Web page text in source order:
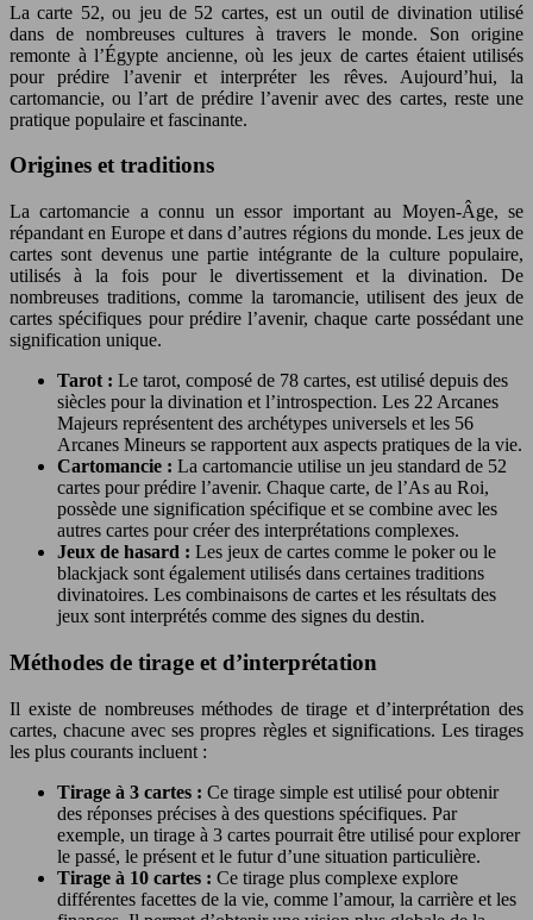
La carte 52, ou jeu de 52 cartes, est un outil de divination utilisé
dans de nombreuses cultures à travers le monde. Son origine
remonte à l’Égypte ancienne, où les jeux de cartes étaient utilisés
pour prédire l’avenir et interpréter les rêves. Aujourd’hui, la
cartomancie, ou l’art de prédire l’avenir avec des cartes, reste une
pratique populaire et fascinante.
Origines et traditions
La cartomancie a connu un essor important au Moyen-Âge, se
répandant en Europe et dans d’autres régions du monde. Les jeux de
cartes sont devenus une partie intégrante de la culture populaire,
utilisés à la fois pour le divertissement et la divination. De
nombreuses traditions, comme la taromancie, utilisent des jeux de
cartes spécifiques pour prédire l’avenir, chaque carte possédant une
signification unique.
Tarot : Le tarot, composé de 78 cartes, est utilisé depuis des
siècles pour la divination et l’introspection. Les 22 Arcanes
Majeurs représentent des archétypes universels et les 56
Arcanes Mineurs se rapportent aux aspects pratiques de la vie.
Cartomancie : La cartomancie utilise un jeu standard de 52
cartes pour prédire l’avenir. Chaque carte, de l’As au Roi,
possède une signification spécifique et se combine avec les
autres cartes pour créer des interprétations complexes.
Jeux de hasard : Les jeux de cartes comme le poker ou le
blackjack sont également utilisés dans certaines traditions
divinatoires. Les combinaisons de cartes et les résultats des
jeux sont interprétés comme des signes du destin.
Méthodes de tirage et d’interprétation
Il existe de nombreuses méthodes de tirage et d’interprétation des
cartes, chacune avec ses propres règles et significations. Les tirages
les plus courants incluent :
Tirage à 3 cartes : Ce tirage simple est utilisé pour obtenir
des réponses précises à des questions spécifiques. Par
exemple, un tirage à 3 cartes pourrait être utilisé pour explorer
le passé, le présent et le futur d’une situation particulière.
Tirage à 10 cartes : Ce tirage plus complexe explore
différentes facettes de la vie, comme l’amour, la carrière et les